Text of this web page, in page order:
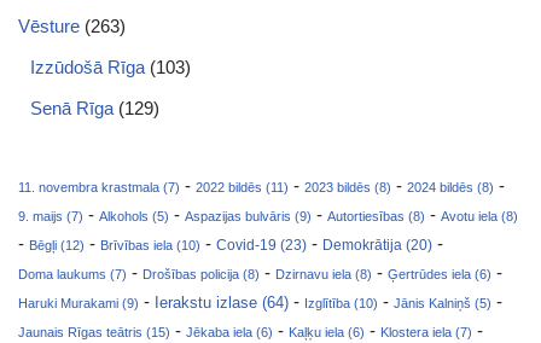
Vēsture (263)
Izzūdošā Rīga (103)
Senā Rīga (129)
11. novembra krastmala (7) - 2022 bildēs (11) - 2023 bildēs (8) - 2024 bildēs (8) -
9. maijs (7) - Alkohols (5) - Aspazijas bulvāris (9) - Autortiesības (8) - Avotu iela (8)
- Bēgļi (12) - Brīvības iela (10) - Covid-19 (23) - Demokrātija (20) -
Doma laukums (7) - Drošības policija (8) - Dzirnavu iela (8) - Ģertrūdes iela (6) -
Haruki Murakami (9) - Ierakstu izlase (64) - Izglītība (10) - Jānis Kalniņš (5) -
Jaunais Rīgas teātris (15) - Jēkaba iela (6) - Kaļķu iela (6) - Klostera iela (7) -